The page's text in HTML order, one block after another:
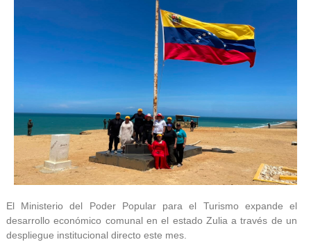
El Ministerio del Poder Popular para el Turismo expande el
desarrollo económico comunal en el estado Zulia a través de un
despliegue institucional directo este mes.